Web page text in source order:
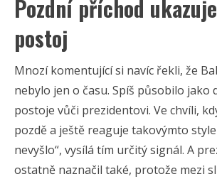
Pozdní příchod
postoj
Mnozí komentující si navíc řekli, že
nebylo jen o času. Spíš působilo jako
postoje vůči prezidentovi. Ve chvíli,
pozdě a ještě reaguje takovýmto
nevyšlo“, vysílá tím určitý signál. A
ostatně naznačil také, protože mezi